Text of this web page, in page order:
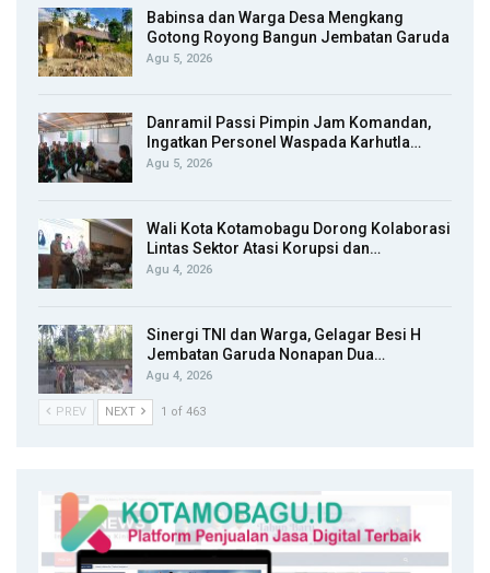
Babinsa dan Warga Desa Mengkang
Gotong Royong Bangun Jembatan Garuda
Agu 5, 2026
Danramil Passi Pimpin Jam Komandan,
Ingatkan Personel Waspada Karhutla…
Agu 5, 2026
Wali Kota Kotamobagu Dorong Kolaborasi
Lintas Sektor Atasi Korupsi dan…
Agu 4, 2026
Sinergi TNI dan Warga, Gelagar Besi H
Jembatan Garuda Nonapan Dua…
Agu 4, 2026
PREV NEXT 1 of 463